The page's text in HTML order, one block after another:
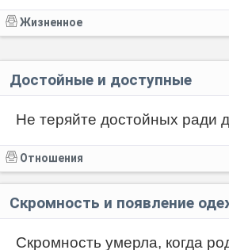
Жизненное
Достойные и доступные
Не теряйте достойных ради
Отношения
Скромность и появление
Скромность умерла, когда